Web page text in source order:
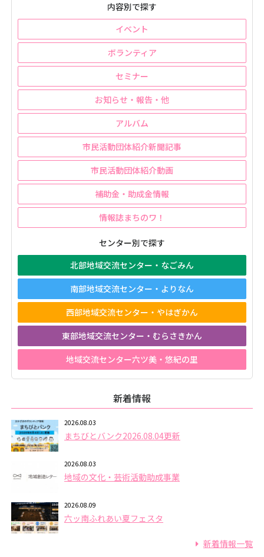
内容別で探す
イベント
ボランティア
セミナー
お知らせ・報告・他
アルバム
市民活動団体紹介新聞記事
市民活動団体紹介動画
補助金・助成金情報
情報誌まちのワ！
センター別で探す
北部地域交流センター・なごみん
南部地域交流センター・よりなん
西部地域交流センター・やはぎかん
東部地域交流センター・むらさきかん
地域交流センター六ツ美・悠紀の里
新着情報
2026.08.03
まちびとバンク2026.08.04更新
2026.08.03
地域の文化・芸術活動助成事業
2026.08.09
六ッ南ふれあい夏フェスタ
新着情報一覧